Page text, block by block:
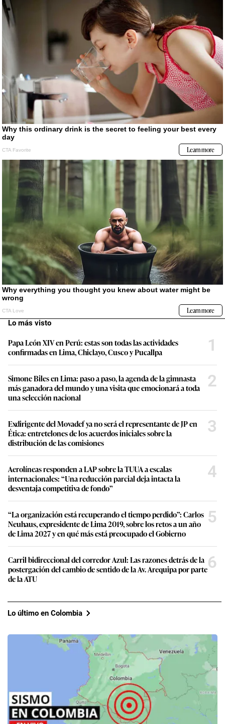
Lo más visto
Papa León XIV en Perú: estas son todas las actividades
confirmadas en Lima, Chiclayo, Cusco y Pucallpa
1
Simone Biles en Lima: paso a paso, la agenda de la gimnasta
más ganadora del mundo y una visita que emocionará a toda
una selección nacional
2
Exdirigente del Movadef ya no será el representante de JP en
Ética: entretelones de los acuerdos iniciales sobre la
distribución de las comisiones
3
Aerolíneas responden a LAP sobre la TUUA a escalas
internacionales: “Una reducción parcial deja intacta la
desventaja competitiva de fondo”
4
“La organización está recuperando el tiempo perdido”: Carlos
Neuhaus, expresidente de Lima 2019, sobre los retos a un año
de Lima 2027 y en qué más está preocupado el Gobierno
5
Carril bidireccional del corredor Azul: Las razones detrás de la
postergación del cambio de sentido de la Av. Arequipa por parte
de la ATU
6
Lo último en Colombia